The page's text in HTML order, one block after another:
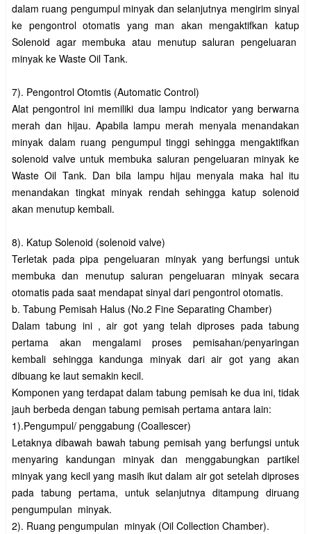
dalam ruang pengumpul minyak dan selanjutnya mengirim sinyal
ke pengontrol otomatis yang man akan mengaktifkan katup
Solenoid agar membuka atau menutup saluran pengeluaran
minyak ke Waste Oil Tank.
7). Pengontrol Otomtis (Automatic Control)
Alat pengontrol ini memiliki dua lampu indicator yang berwarna
merah dan hijau. Apabila lampu merah menyala menandakan
minyak dalam ruang pengumpul tinggi sehingga mengaktifkan
solenoid valve untuk membuka saluran pengeluaran minyak ke
Waste Oil Tank. Dan bila lampu hijau menyala maka hal itu
menandakan tingkat minyak rendah sehingga katup solenoid
akan menutup kembali.
8). Katup Solenoid (solenoid valve)
Terletak pada pipa pengeluaran minyak yang berfungsi untuk
membuka dan menutup saluran pengeluaran minyak secara
otomatis pada saat mendapat sinyal dari pengontrol otomatis.
b. Tabung Pemisah Halus (No.2 Fine Separating Chamber)
Dalam tabung ini , air got yang telah diproses pada tabung
pertama akan mengalami proses pemisahan/penyaringan
kembali sehingga kandunga minyak dari air got yang akan
dibuang ke laut semakin kecil.
Komponen yang terdapat dalam tabung pemisah ke dua ini, tidak
jauh berbeda dengan tabung pemisah pertama antara lain:
1).Pengumpul/ penggabung (Coallescer)
Letaknya dibawah bawah tabung pemisah yang berfungsi untuk
menyaring kandungan minyak dan menggabungkan partikel
minyak yang kecil yang masih ikut dalam air got setelah diproses
pada tabung pertama, untuk selanjutnya ditampung diruang
pengumpulan minyak.
2). Ruang pengumpulan minyak (Oil Collection Chamber).